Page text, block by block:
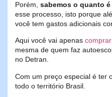
Porém, sabemos o quanto
esse processo, isto porque
você tem gastos adicionais
Aqui você vai apenas
mesma de quem faz
no Detran.
Com um preço especial é ter
todo o território Brasil.